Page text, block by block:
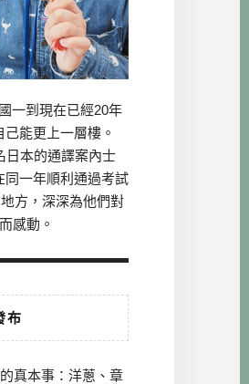
一到現在已經20年
能更上一層樓。
日本的通譯案內士
同一年順利通過考試
方，深深為他們對
感動。
布
真本事：洋蔥、章